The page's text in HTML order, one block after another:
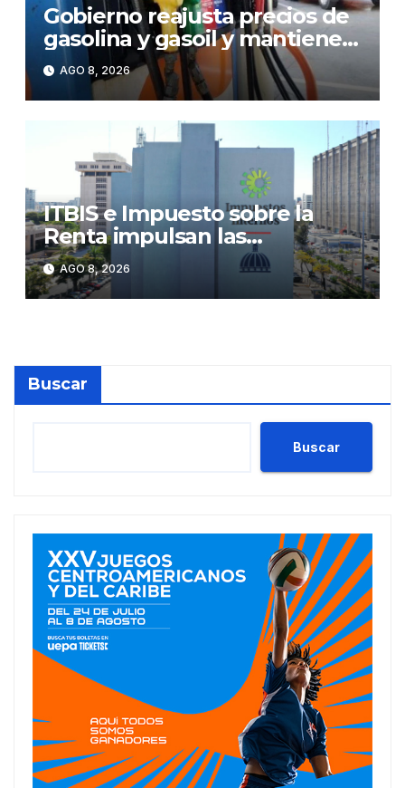
Gobierno reajusta precios de
gasolina y gasoil y mantiene
congelado el GLP
AGO 8, 2026
ITBIS e Impuesto sobre la
Renta impulsan las
recaudaciones de la DGII;
superan los RD$81,475
millones en julio
AGO 8, 2026
Buscar
Buscar